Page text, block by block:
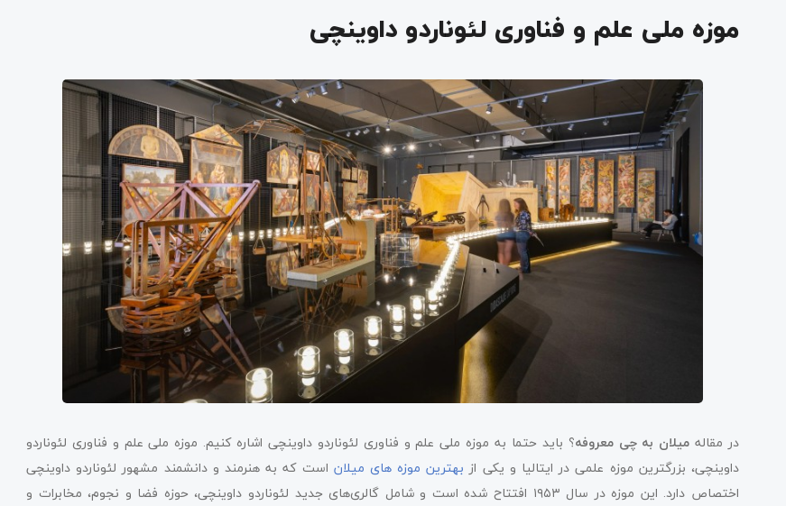
موزه ملی علم و فناوری لئوناردو داوینچی
در مقاله میلان به چی معروفه؟ باید حتما به موزه ملی علم و فناوری لئوناردو داوینچی اشاره کنیم. موزه ملی علم و فناوری لئوناردو
داوینچی، بزرگترین موزه علمی در ایتالیا و یکی از بهترین موزه های میلان است که به هنرمند و دانشمند مشهور لئوناردو داوینچی
اختصاص دارد. این موزه در سال ۱۹۵۳ افتتاح شده است و شامل گالری‌های جدید لئوناردو داوینچی، حوزه فضا و نجوم، مخابرات و